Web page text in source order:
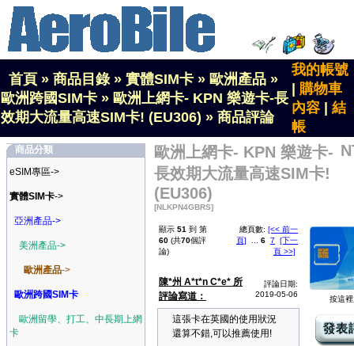
首頁 » 商品目錄» 實體SIM卡 » 歐洲產品 »
歐洲跨國SIM卡 » 歐洲上網卡- KPN 樂遊卡-長
效期大流量高速SIM卡! (EU306) » 商品評論
我的帳號
購物車
內容
結
帳
商品分類
eSIM專區->
實體SIM卡->
亞洲產品->
美洲產品->
歐洲產品->
歐洲跨國SIM卡
歐洲留學、打工、中長期上網
卡
歐洲上網卡- KPN 樂遊卡-
長效期大流量高速SIM卡!
(EU306)
[NLKPN4GBRS]
顯示 51 到 第
60 (共70個評
論)
總頁數: [<< 前一
頁]
6 7
[下一
頁 >>]
陳*州 A*t*n C*e* 所
評論寫道：
評論日期:
2019-05-06
這張卡在英國的使用狀況
還算不錯,可以推薦使用!
按這